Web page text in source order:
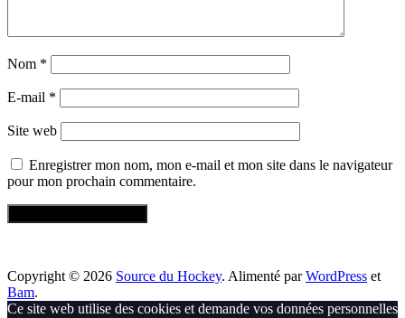
Nom *
E-mail *
Site web
Enregistrer mon nom, mon e-mail et mon site dans le navigateur
pour mon prochain commentaire.
Copyright © 2026 Source du Hockey. Alimenté parWordPress et
Bam.
Ce site web utilise des cookies et demande vos données personnelles